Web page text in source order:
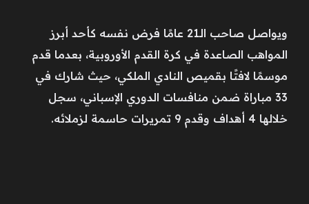
ويواصل صاحب الـ21 عامًا فرض نفسه كأحد أبرز
المواهب الصاعدة في كرة القدم الأوروبية، بعدما قدم
موسمًا لافتًا بقميص النادي الملكي، حيث شارك في
33 مباراة ضمن منافسات الدوري الإسباني، سجل
خلالها 4 أهداف وقدم 9 تمريرات حاسمة لزملائه.